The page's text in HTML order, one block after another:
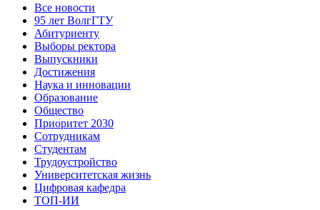
Все новости
95 лет ВолгГТУ
Абитуриенту
Выборы ректора
Выпускники
Достижения
Наука и инновации
Образование
Общество
Приоритет 2030
Сотрудникам
Студентам
Трудоустройство
Университетская жизнь
Цифровая кафедра
ТОП-ИИ